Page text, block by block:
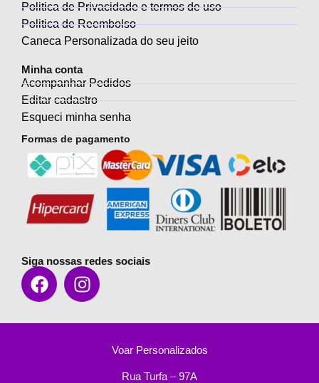
Politica de Privacidade e termos de uso
Politica de Reembolso
Caneca Personalizada do seu jeito
Minha conta
Acompanhar Pedidos
Editar cadastro
Esqueci minha senha
Formas de pagamento
Siga nossas redes sociais
Voar Personalizados
Rua Turfa – 97A